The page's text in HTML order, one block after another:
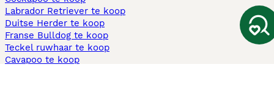
Labrador Retriever te koop
Duitse Herder te koop
Franse Bulldog te koop
Teckel ruwhaar te koop
Cavapoo te koop